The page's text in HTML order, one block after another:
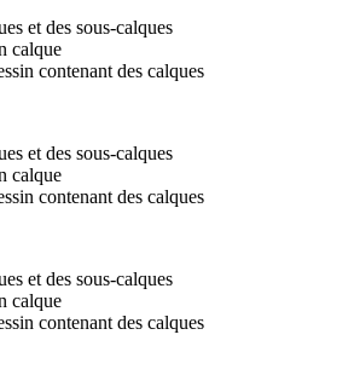
et des sous-calques
calque
contenant des calques
et des sous-calques
calque
contenant des calques
et des sous-calques
calque
contenant des calques